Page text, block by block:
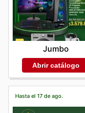
Jumbo
Abrir catálogo
Hasta el 17 de ago.